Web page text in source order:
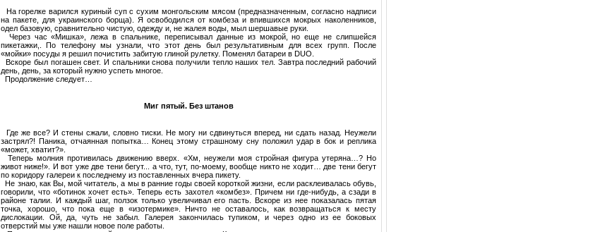
На горелке варился куриный суп с сухим монгольским мясом (предназначенным, согласно надписи
на пакете, для украинского борща). Я освободился от комбеза и впившихся мокрых наколенников,
одел базовую, сравнительно чистую, одежду и, не жалея воды, мыл шершавые руки.
Через час «Мишка», лежа в спальнике, переписывал данные из мокрой, но еще не слипшейся
пикетажки,. По телефону мы узнали, что этот день был результативным для всех групп. После
«мойки» посуды я решил почистить забитую глиной рулетку. Поменял батареи в DUO.
Вскоре был погашен свет. И спальники снова получили тепло наших тел. Завтра последний рабочий
день, день, за который нужно успеть многое.
Продолжение следует…
Миг пятый. Без штанов
Где же все? И стены сжали, словно тиски. Не могу ни сдвинуться вперед, ни сдать назад. Неужели
застрял?! Паника, отчаянная попытка… Конец этому страшному сну положил удар в бок и реплика
«может, хватит?».
Теперь молния противилась движению вверх. «Хм, неужели моя стройная фигура утеряна…? Но
живот ниже!». И вот уже две тени бегут... а что, тут, по-моему, вообще никто не ходит… две тени бегут
по коридору галереи к последнему из поставленных вчера пикету.
Не знаю, как Вы, мой читатель, а мы в ранние годы своей короткой жизни, если расклеивалась обувь,
говорили, что «ботинок хочет есть». Теперь есть захотел «комбез». Причем ни где-нибудь, а сзади в
районе талии. И каждый шаг, ползок только увеличивал его пасть. Вскоре из нее показалась пятая
точка, хорошо, что пока еще в «изотермике». Ничто не оставалось, как возвращаться к месту
дислокации. Ой, да, чуть не забыл. Галерея закончилась тупиком, и через одно из ее боковых
отверстий мы уже нашли новое поле работы.